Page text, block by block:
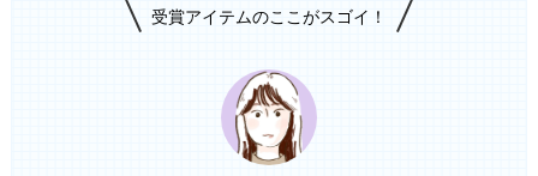
受賞アイテムのここがスゴイ！